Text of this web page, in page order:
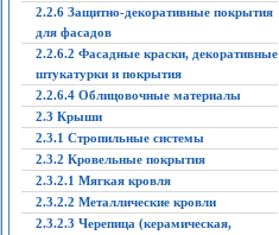
2.2.6 Защитно-декоративные покрытия
для фасадов
2.2.6.2 Фасадные краски, декоративные
штукатурки и покрытия
2.2.6.4 Облицовочные материалы
2.3 Крыши
2.3.1 Стропильные системы
2.3.2 Кровельные покрытия
2.3.2.1 Мягкая кровля
2.3.2.2 Металлические кровли
2.3.2.3 Черепица (керамическая,